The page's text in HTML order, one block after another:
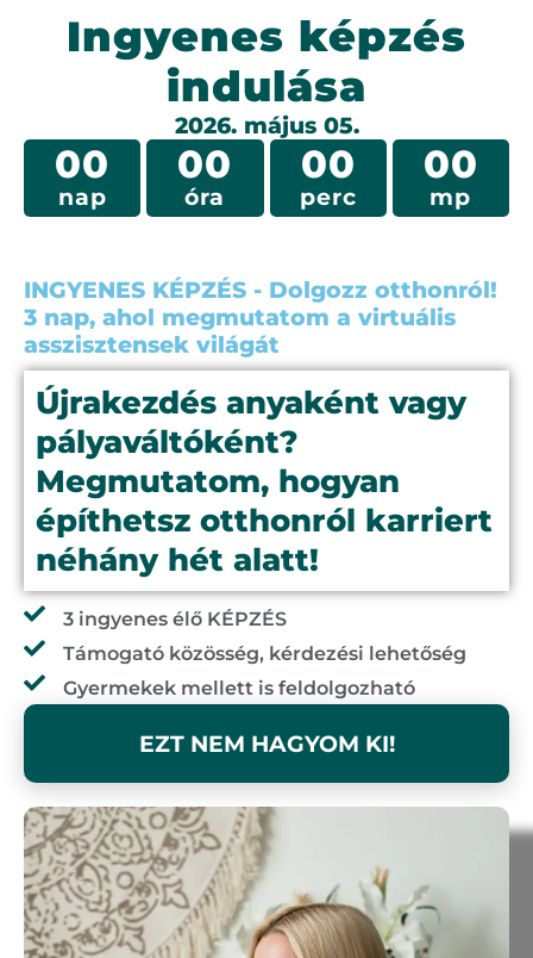
Ingyenes képzés
indulása
2026. május 05.
00
nap
00
óra
00
perc
00
mp
INGYENES KÉPZÉS - Dolgozz otthonról!
3 nap, ahol megmutatom a virtuális
asszisztensek világát
Újrakezdés anyaként vagy
pályaváltóként?
Megmutatom, hogyan
építhetsz otthonról karriert
néhány hét alatt!
3 ingyenes élő KÉPZÉS
Támogató közösség, kérdezési lehetőség
Gyermekek mellett is feldolgozható
EZT NEM HAGYOM KI!